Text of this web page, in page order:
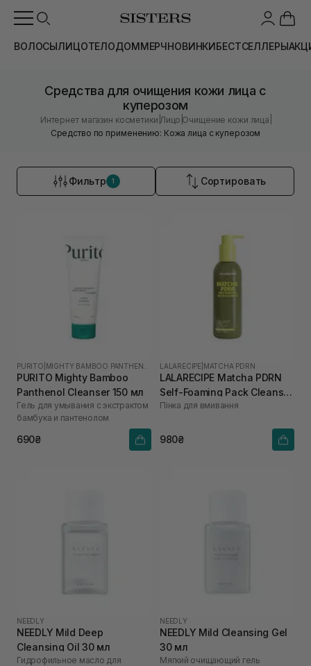
ВОЛОСЫЛИЦОТЕЛОДОММЕРЧНОВИНКИБЕСТСЕЛЛЕРЫ
Средства для очищения кожи лица с
куперозом
Интернет магазин косметики Лицо |Очищение кожи лица
Средство по применению: Кожа лица с куперозом
Фильтр 1 Сортировать
PURITO
PURITO Mighty Bamboo
Panthenol Cleanser 150 мл
Гель для умывания с экстрактом
бамбука и пантенолом
690₴
LALARECIPE MATCHA PDRN
LALARECIPE Matcha PDRN
Self-Foaming Pack Cleanser
200 мл
Пінка для вмивання
980₴
NEEDLY
NEEDLY Mild Deep
Cleansing Oil 30 мл
Гидрофильное масло для
NEEDLY
NEEDLY Mild Cleansing Gel
30 мл
Мягкий очищающий гель